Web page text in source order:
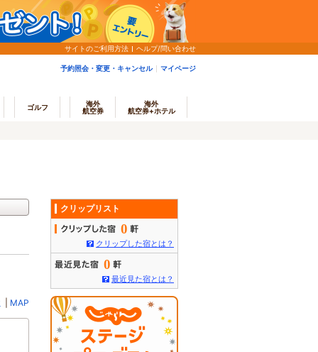
サイトのご利用方法 ヘルプ/問い合わせ
予約照会・変更・キャンセル マイページ
ゴルフ
海外
航空券
海外
航空券+ホテル
MAP
クリップリスト
0
クリップした宿とは？
0
最近見た宿とは？